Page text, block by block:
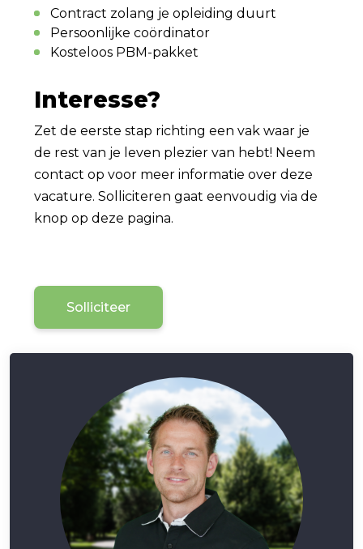
Contract zolang je opleiding duurt
Persoonlijke coördinator
Kosteloos PBM-pakket
Interesse?
Zet de eerste stap richting een vak waar je
de rest van je leven plezier van hebt! Neem
contact op voor meer informatie over deze
vacature. Solliciteren gaat eenvoudig via de
knop op deze pagina.